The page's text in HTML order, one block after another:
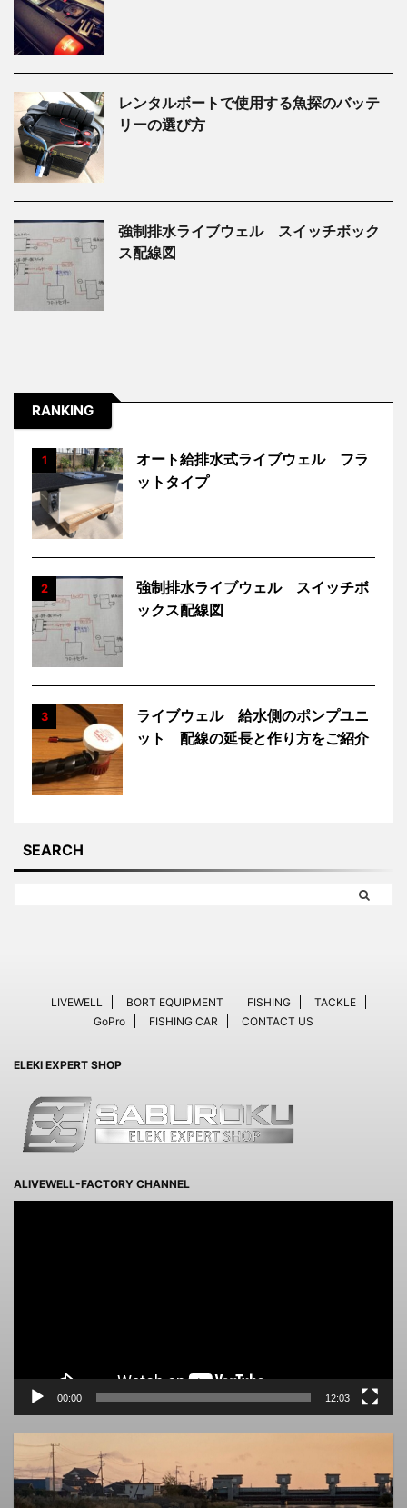
レンタルボートで使用する魚探のバッテ
リーの選び方
強制排水ライブウェル スイッチボック
ス配線図
RANKING
1
オート給排水式ライブウェル フラ
ットタイプ
2
強制排水ライブウェル スイッチボ
ックス配線図
3
ライブウェル 給水側のポンプユニ
ット 配線の延長と作り方をご紹介
SEARCH
LIVEWELL BORT EQUIPMENT FISHING
TACKLE
GoPro
FISHING CAR CONTACT US
ELEKI EXPERT SHOP
ALIVEWELL-FACTORY CHANNEL
00:00 12:03